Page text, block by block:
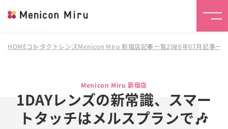
HOMEコンタクトレンズMenicon Miru 新宿店記事一覧2026年07月記事一覧
Menicon Miru 新宿店
1DAYレンズの新常識、スマー
トタッチはメルスプランで🎶